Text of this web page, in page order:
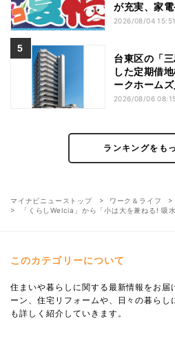
が充実、家
特価
2026/08/04 15:51
台東区の「
した定期借
ークホーム
2026/08/06
ランキングをも
マイナビニューストップ ワーク＆ライフ
「くらしWelcia」から「小は大を兼ねる! 吸
このカテゴリーについて
住まいや暮らしに関する最新情報をお届
ーン、住宅リフォームや、日々の暮ら
も詳しく紹介していきます。